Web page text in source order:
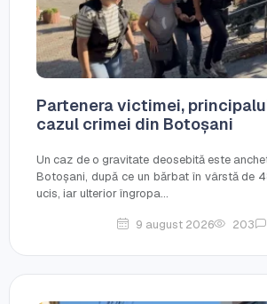
Partenera victimei,
cazul crimei din Botoșani
Un caz de o gravitate deosebită este
Botoșani, după ce un bărbat în vârstă de
ucis, iar ulterior îngropa...
9 august 2026 203